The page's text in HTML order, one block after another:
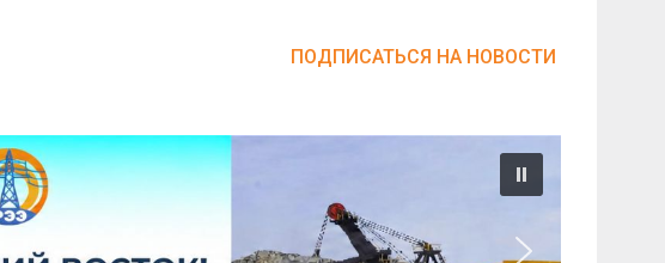
ПОДПИСАТЬСЯ НА НОВОСТИ